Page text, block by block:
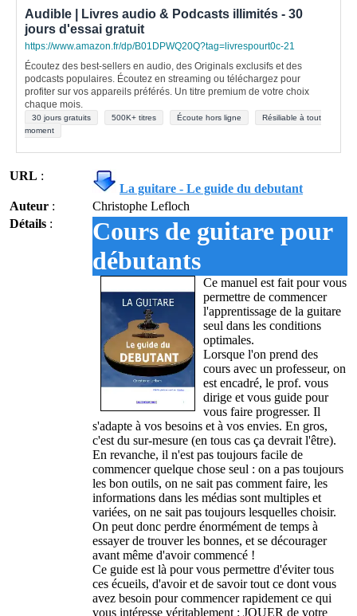
Audible | Livres audio & Podcasts illimités - 30
jours d'essai gratuit
https://www.amazon.fr/dp/B01DPWQ20Q?tag=livrespourt0c-21
Écoutez des best-sellers en audio, des Originals exclusifs et des
podcasts populaires. Écoutez en streaming ou téléchargez pour
profiter sur vos appareils préférés. Un titre premium de votre choix
chaque mois.
30 jours gratuits 500K+ titres Écoute hors ligne
Résiliable à tout
moment
URL :
La guitare - Le guide du debutant
Auteur :
Christophe Lefloch
Détails :
Cours de guitare pour
débutants
Ce manuel est fait pour vous
permettre de commencer
l'apprentissage de la guitare
seul dans les conditions
optimales.
Lorsque l'on prend des
cours avec un professeur, on
est encadré, le prof. vous
dirige et vous guide pour
vous faire progresser. Il
s'adapte à vos besoins et à vos envies. En gros,
c'est du sur-mesure (en tous cas ça devrait l'être).
En revanche, il n'est pas toujours facile de
commencer quelque chose seul : on a pas toujours
les bon outils, on ne sait pas comment faire, les
informations dans les médias sont multiples et
variées, on ne sait pas toujours lesquelles choisir.
On peut donc perdre énormément de temps à
essayer de trouver les bonnes, et se décourager
avant même d'avoir commencé !
Ce guide est là pour vous permettre d'éviter tous
ces écueils, d'avoir et de savoir tout ce dont vous
avez besoin pour commencer rapidement ce qui
vous intéresse véritablement : JOUER de votre